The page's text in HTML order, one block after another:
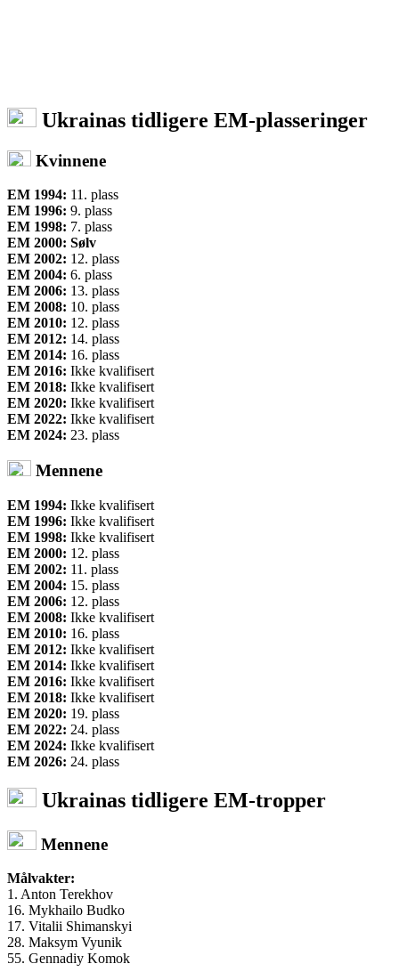
Ukrainas tidligere EM-plasseringer
Kvinnene
EM 1994: 11. plass
EM 1996: 9. plass
EM 1998: 7. plass
EM 2000: Sølv
EM 2002: 12. plass
EM 2004: 6. plass
EM 2006: 13. plass
EM 2008: 10. plass
EM 2010: 12. plass
EM 2012: 14. plass
EM 2014: 16. plass
EM 2016: Ikke kvalifisert
EM 2018: Ikke kvalifisert
EM 2020: Ikke kvalifisert
EM 2022: Ikke kvalifisert
EM 2024: 23. plass
Mennene
EM 1994: Ikke kvalifisert
EM 1996: Ikke kvalifisert
EM 1998: Ikke kvalifisert
EM 2000: 12. plass
EM 2002: 11. plass
EM 2004: 15. plass
EM 2006: 12. plass
EM 2008: Ikke kvalifisert
EM 2010: 16. plass
EM 2012: Ikke kvalifisert
EM 2014: Ikke kvalifisert
EM 2016: Ikke kvalifisert
EM 2018: Ikke kvalifisert
EM 2020: 19. plass
EM 2022: 24. plass
EM 2024: Ikke kvalifisert
EM 2026: 24. plass
Ukrainas tidligere EM-tropper
Mennene
Målvakter:
1. Anton Terekhov
16. Mykhailo Budko
17. Vitalii Shimanskyi
28. Maksym Vyunik
55. Gennadiy Komok